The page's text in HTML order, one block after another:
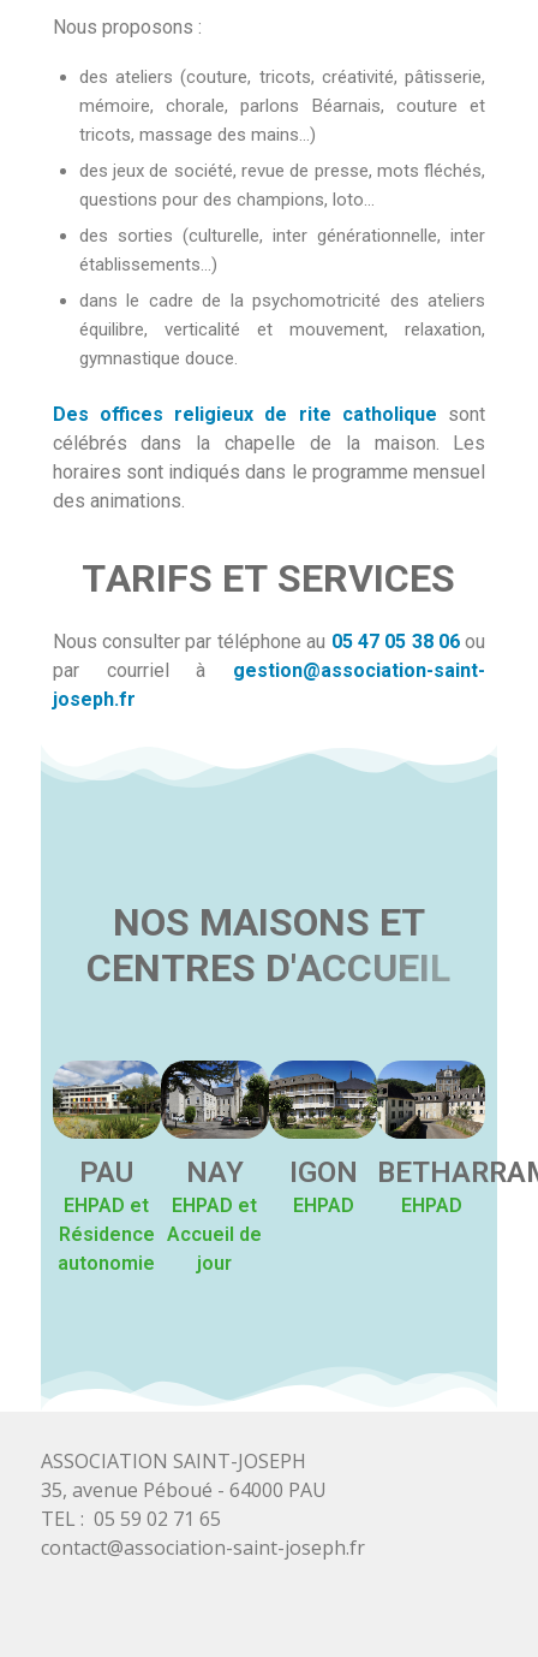
Nous proposons :
des ateliers (couture, tricots, créativité, pâtisserie,
mémoire, chorale, parlons Béarnais, couture et
tricots, massage des mains…)
des jeux de société, revue de presse, mots fléchés,
questions pour des champions, loto…
des sorties (culturelle, inter générationnelle, inter
établissements…)
dans le cadre de la psychomotricité des ateliers
équilibre, verticalité et mouvement, relaxation,
gymnastique douce.
Des offices religieux de rite catholique sont
célébrés dans la chapelle de la maison. Les
horaires sont indiqués dans le programme mensuel
des animations.
TARIFS ET SERVICES
Nous consulter par téléphone au 05 47 05 38 06 ou
par courriel à gestion@association-saint-
joseph.fr
NOS MAISONS ET
CENTRES D'ACCUEIL
PAU
EHPAD et
Résidence
autonomie
NAY
EHPAD et
Accueil de
jour
IGON
EHPAD EHPAD
ASSOCIATION SAINT-JOSEPH
35, avenue Péboué - 64000 PAU
TEL : 05 59 02 71 65
contact@association-saint-joseph.fr